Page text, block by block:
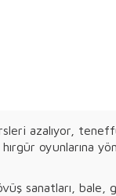
azalıyor,
oyunlarına
sanatları, bale,